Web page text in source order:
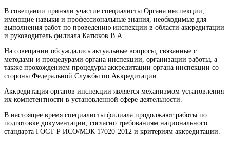
В совещании приняли участие специалисты Органа инспекции,
имеющие навыки и профессиональные знания, необходимые для
выполнения работ по проведению инспекции в области аккредитации
и руководитель филиала Катюков В.А.
На совещании обсуждались актуальные вопросы, связанные с
методами и процедурами органа инспекции, организации работы, а
также прохождением процедуры аккредитации органа инспекции со
стороны Федеральной Службы по Аккредитации.
Аккредитация органов инспекции является механизмом установления
их компетентности в установленной сфере деятельности.
В настоящее время специалисты филиала продолжают работы по
подготовке документации, согласно требованиям национального
стандарта ГОСТ Р ИСО/МЭК 17020-2012 и критериям аккредитации.